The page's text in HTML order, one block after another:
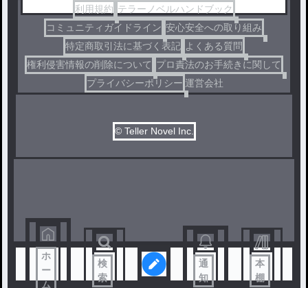
利用規約 テラーノベルハンドブック
コミュニティガイドライン 安心安全への取り組み
特定商取引法に基づく表記 よくある質問
権利侵害情報の削除について プロ責法のお手続きに関して
プライバシーポリシー 運営会社
© Teller Novel Inc.
ホ
ー
ム
検
索
通
知
本
棚